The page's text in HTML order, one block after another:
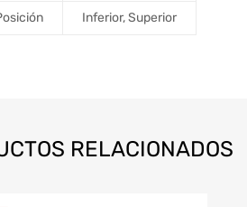
Inferior, Superior
RELACIONADOS